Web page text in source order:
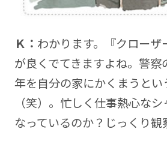
Ｋ： わかります。『クロー
が良くでてきますよね。警察
年を自分の家にかくまうとい
（笑）。忙しく仕事熱心な
なっているのか？じっくり観